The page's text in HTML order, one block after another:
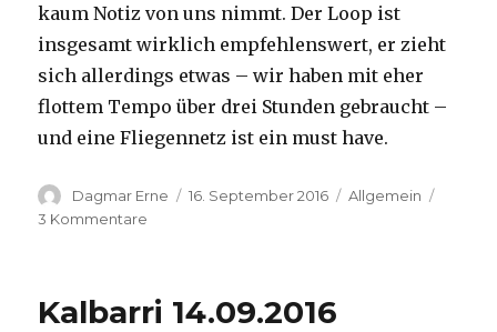
kaum Notiz von uns nimmt. Der Loop ist
insgesamt wirklich empfehlenswert, er zieht
sich allerdings etwas – wir haben mit eher
flottem Tempo über drei Stunden gebraucht –
und eine Fliegennetz ist ein must have.
Autor
Dagmar Erne
Veröffentlicht
16. September 2016 Kategorien
Allgemein
3 Kommentare
Kalbarri 14.09.2016